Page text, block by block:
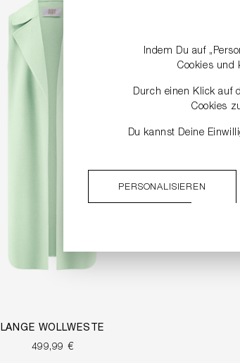
LANGE WOLLWESTE
499,99 €
Indem Du auf
Cookies und
Durch einen Klick auf
Cookies
Du kannst Deine
PERSONALISIEREN